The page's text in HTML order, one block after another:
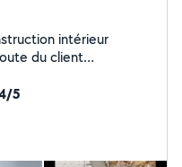
intérieur
plus de
5